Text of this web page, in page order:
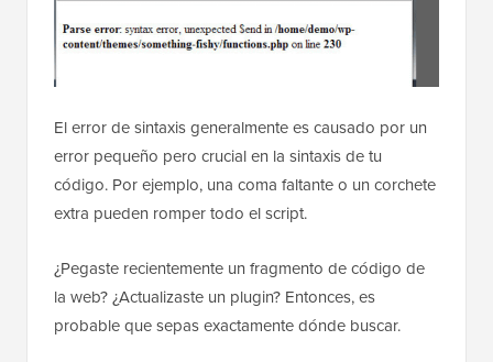
El error de sintaxis generalmente es causado por un
error pequeño pero crucial en la sintaxis de tu
código. Por ejemplo, una coma faltante o un corchete
extra pueden romper todo el script.
¿Pegaste recientemente un fragmento de código de
la web? ¿Actualizaste un plugin? Entonces, es
probable que sepas exactamente dónde buscar.